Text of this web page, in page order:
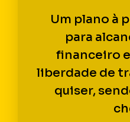
Um plano à
para
financeiro
liberdade de
quiser,